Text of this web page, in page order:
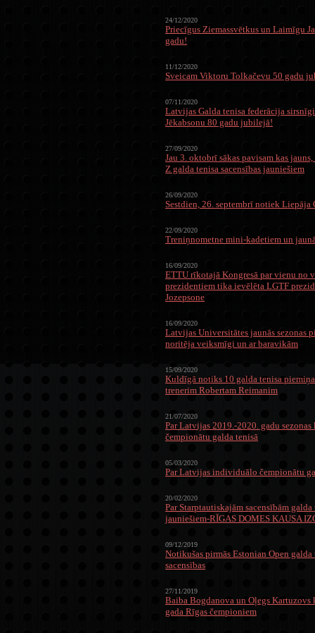
24/12/2020
Priecīgus Ziemassvētkus un Laimīgu
gadu!
11/12/2020
Sveicam Viktoru Tolkačevu 50 gadu
07/11/2020
Latvijas Galda tenisa federācija
Jēkabsonu 80 gadu jubilejā!
27/09/2020
Jau 3. oktobrī sākas pavisam kas
Z galda tenisa sacensības jauniešiem
26/09/2020
Sestdien, 26. septembrī notiek Liepāja
22/09/2020
Treniņnometne mini-kadetiem un
16/09/2020
ETTU rīkotajā Kongresā par vienu no
prezidentiem tika ievēlēta LGTF
Jozepsone
16/09/2020
Latvijas Universitātes jaunās sezonas
noritēja veiksmīgi un ar baravikām
15/09/2020
Kuldīgā notiks 10 galda tenisa
trenerim Robertam Reimanim
21/07/2020
Par Latvijas 2019.-2020. gadu sezonas
čempionātu galda tenisā
05/03/2020
Par Latvijas individuālo čempionātu
20/02/2020
Par Starptautiskajām sacensībām galda
jauniešiem-RĪGAS DOMES KAUSA
09/12/2019
Notikušas pirmās Estonian Open galda
sacensības
27/11/2019
Baiba Bogdanova un Oļegs Kartuzovs
gada Rīgas čempioniem